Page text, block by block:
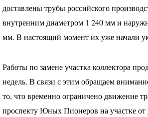
доставлены трубы российского
внутренним диаметром 1 240 мм и
мм. В настоящий момент их уже начали
Работы по замене участка коллектора
недель. В связи с этим обращаем
то, что временно ограничено движение
проспекту Юных Пионеров на участке